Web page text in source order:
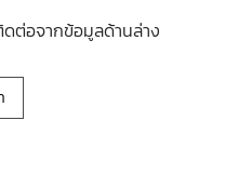
ต่อจากข้อมูลด้านล่าง